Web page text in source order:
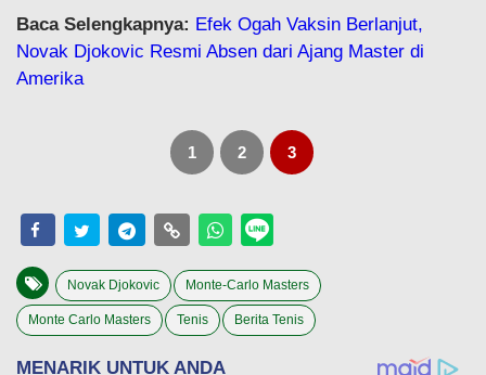
Baca Selengkapnya: Efek Ogah Vaksin Berlanjut,
Novak Djokovic Resmi Absen dari Ajang Master di
Amerika
1 2 3
Novak Djokovic Monte-Carlo Masters
Monte Carlo Masters Tenis Berita Tenis